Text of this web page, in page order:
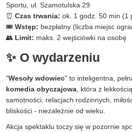
Sportu, ul. Szamotulska 29
⏰ Czas trwania: ok. 1 godz. 50 min (1
🎟 Wstęp: bezpłatny (liczba miejsc
👥 Limit: maks. 2 wejściówki na osobę
✨ O wydarzeniu
"Wesoły wdowiec" to inteligentna,
komedia obyczajowa , która z
samotności, relacjach rodzinnych,
bliskości - niezależnie od wieku.
Akcja spektaklu toczy się w pozornie